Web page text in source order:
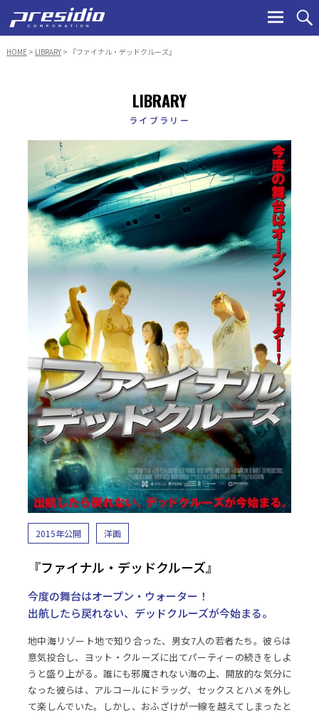
to
HOME> LIBRARY> 『ファイナル・デッドクルーズ』
LIBRARY
ライブラリー
2015年公開 洋画
『ファイナル・デッドクルーズ』
今度の舞台はオープン・ウォーター！
出航したら戻れない、デッドクルーズが今始まる。
地中海リゾート地で知り合った、男女7人の若者たち。彼らは
意気投合し、ヨット・クルーズに出てパーティーの続きをしよ
うと盛り上がる。誰にも邪魔されない海の上、開放的な気分に
なった彼らは、アルコールにドラッグ、セックスとハメを外し
て楽しんでいた。しかし、おふざけが一線を越えてしまったと